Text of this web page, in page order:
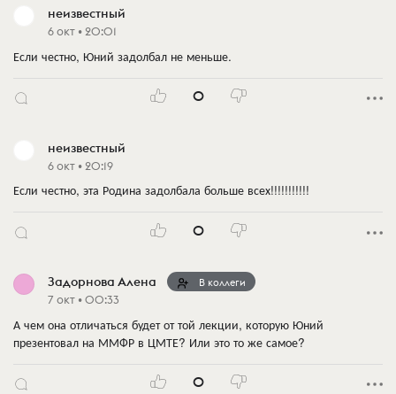
неизвестный
6 окт • 20:01
Если честно, Юний задолбал не меньше.
0
неизвестный
6 окт • 20:19
Если честно, эта Родина задолбала больше всех!!!!!!!!!!!
0
Задорнова Алена В коллеги
7 окт • 00:33
А чем она отличаться будет от той лекции, которую Юний
презентовал на ММФР в ЦМТЕ? Или это то же самое?
0